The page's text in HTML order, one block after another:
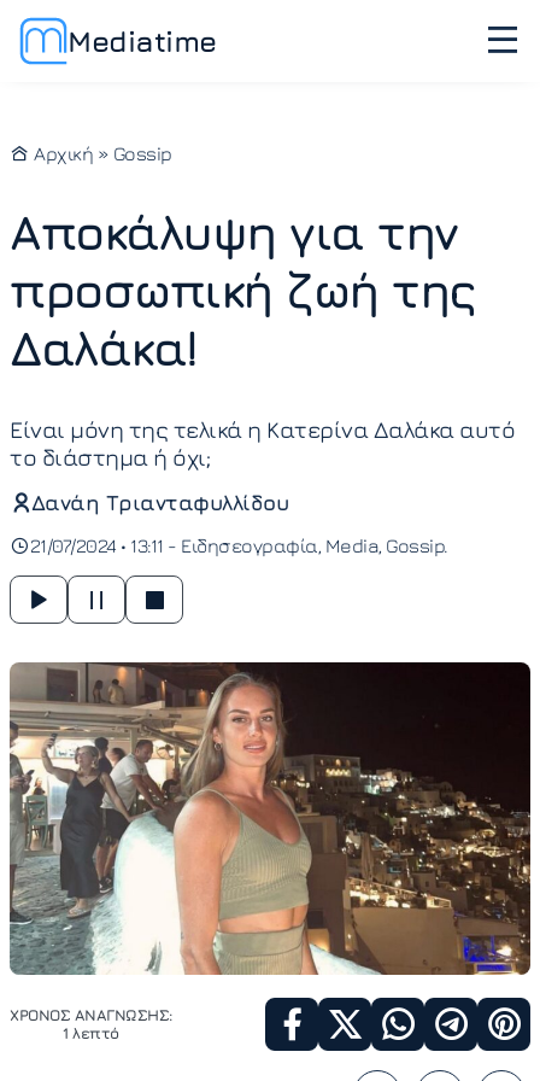
Mediatime
Αρχική » Gossip
Αποκάλυψη για την
προσωπική ζωή της
Δαλάκα!
Είναι μόνη της τελικά η Κατερίνα Δαλάκα αυτό
το διάστημα ή όχι;
Δανάη Τριανταφυλλίδου
21/07/2024 • 13:11 - Ειδησεογραφία Media Gossip
ΧΡΟΝΟΣ ΑΝΑΓΝΩΣΗΣ:
1 λεπτό